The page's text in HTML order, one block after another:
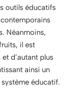
outils éducatifs
Néanmoins,
il est
d’autant plus
ainsi un
éducatif.